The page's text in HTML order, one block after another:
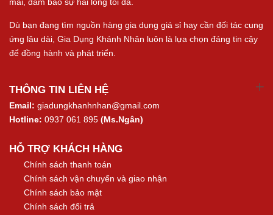
Dù bạn đang tìm nguồn hàng gia dụng giá sỉ hay cần đối tác cung
ứng lâu dài, Gia Dụng Khánh Nhân luôn là lựa chọn đáng tin cậy
để đồng hành và phát triển.
THÔNG TIN LIÊN HỆ
Email: giadungkhanhnhan@gmail.com
Hotline: 0937 061 895 (Ms.Ngân)
HỖ TRỢ KHÁCH HÀNG
Chính sách thanh toán
Chính sách vận chuyển và giao nhận
Chính sách bảo mật
Chính sách đổi trả